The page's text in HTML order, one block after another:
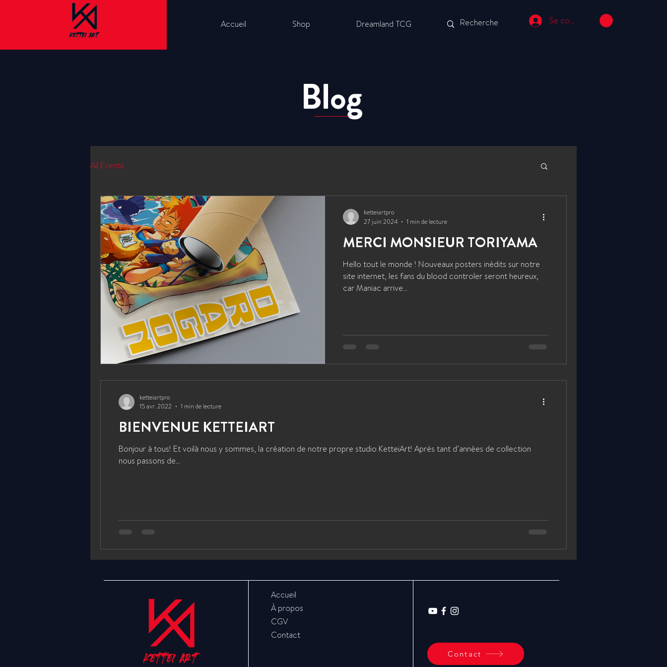
Accueil Shop Dreamland TCG Se connecter
Blog
All Events
MERCI MONSIEUR TORIYAMA
Hello tout le monde ! Nouveaux posters inédits sur notre
site internet, les fans du blood controler seront heureux,
car Maniac arrive...
ketteiartpro
27 juin 2024
1 min de lecture
BIENVENUE KETTEIART
Bonjour à tous! Et voilà nous y sommes, la création de notre propre studio KetteiArt! Après tant d’années de collection
nous passons de...
ketteiartpro
15 avr. 2022
1 min de lecture
Accueil
À propos
CGV
Contact
Contact